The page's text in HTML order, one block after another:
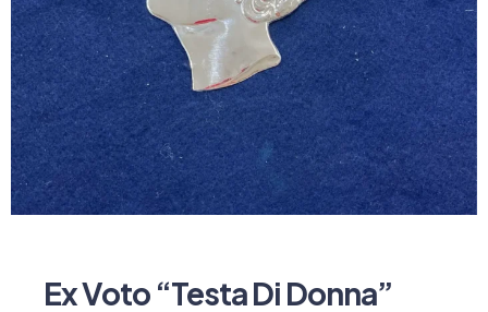
Ex Voto “Testa Di Donna”